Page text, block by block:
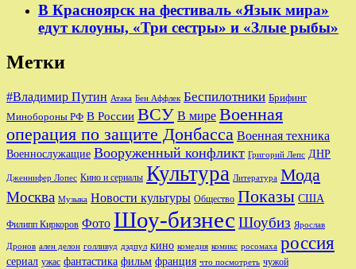
В Красноярск на фестиваль «Язык мира»
едут клоуны, «Три сестры» и «Злые рыбы»
Метки
#Владимир Путин Атака Бен Аффлек Беспилотники Брифинг
Минобороны РФ В России ВСУ В мире Военная
операция по защите Донбасса Военная техника
Военнослужащие Вооруженный конфликт Григорий Лепс ДНР
Дженнифер Лопес Кино и сериалы Культура Литература Мода
Москва Музыка Новости культуры Общество Показы США
Филипп Киркоров Фото Шоу-бизнес Шоубиз Ярослав
Дронов ален делон голливуд дэдпул кино комедия комикс росомаха россия
сериал ужас фантастика фильм франция что посмотреть чужой